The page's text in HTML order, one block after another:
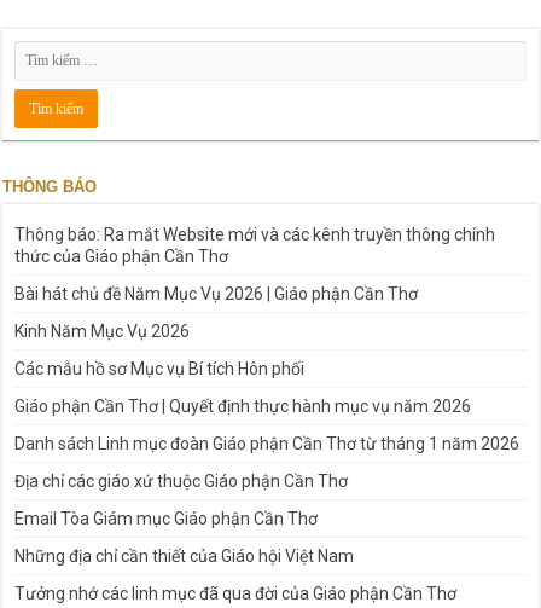
THÔNG BÁO
Thông báo: Ra mắt Website mới và các kênh truyền thông chính
thức của Giáo phận Cần Thơ
Bài hát chủ đề Năm Mục Vụ 2026 | Giáo phận Cần Thơ
Kinh Năm Mục Vụ 2026
Các mẫu hồ sơ Mục vụ Bí tích Hôn phối
Giáo phận Cần Thơ | Quyết định thực hành mục vụ năm 2026
Danh sách Linh mục đoàn Giáo phận Cần Thơ từ tháng 1 năm 2026
Địa chỉ các giáo xứ thuộc Giáo phận Cần Thơ
Email Tòa Giám mục Giáo phận Cần Thơ
Những địa chỉ cần thiết của Giáo hội Việt Nam
Tưởng nhớ các linh mục đã qua đời của Giáo phận Cần Thơ